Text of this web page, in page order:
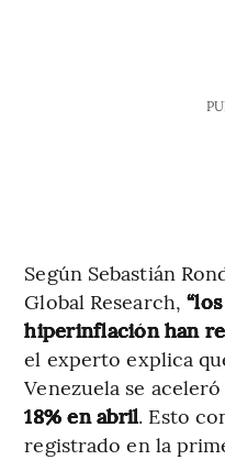
Según Sebastián
Global Research,
hiperinflación han
el experto explica
Venezuela se
18% en abril. Esto
registrado en la